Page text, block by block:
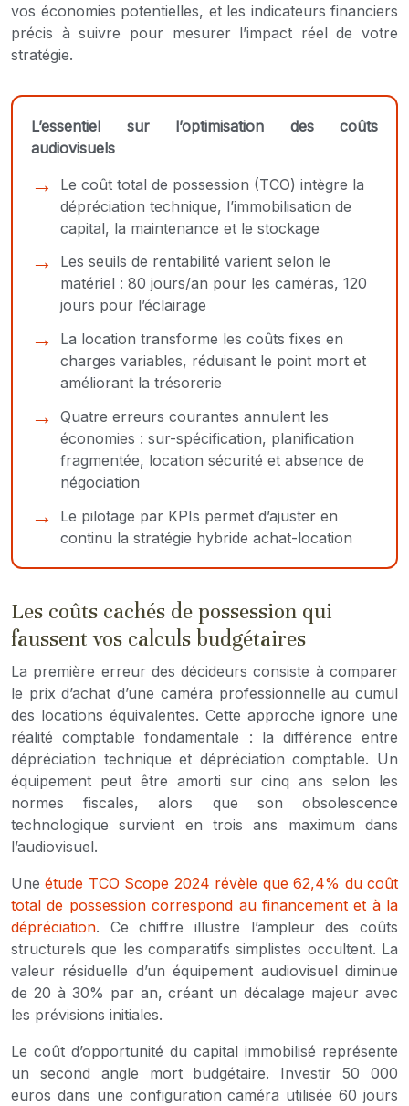
vos économies potentielles, et les indicateurs financiers
précis à suivre pour mesurer l’impact réel de votre
stratégie.
L’essentiel sur l’optimisation des coûts
audiovisuels
Le coût total de possession (TCO) intègre la
dépréciation technique, l’immobilisation de
capital, la maintenance et le stockage
Les seuils de rentabilité varient selon le
matériel : 80 jours/an pour les caméras, 120
jours pour l’éclairage
La location transforme les coûts fixes en
charges variables, réduisant le point mort et
améliorant la trésorerie
Quatre erreurs courantes annulent les
économies : sur-spécification, planification
fragmentée, location sécurité et absence de
négociation
Le pilotage par KPIs permet d’ajuster en
continu la stratégie hybride achat-location
Les coûts cachés de possession qui
faussent vos calculs budgétaires
La première erreur des décideurs consiste à comparer
le prix d’achat d’une caméra professionnelle au cumul
des locations équivalentes. Cette approche ignore une
réalité comptable fondamentale : la différence entre
dépréciation technique et dépréciation comptable. Un
équipement peut être amorti sur cinq ans selon les
normes fiscales, alors que son obsolescence
technologique survient en trois ans maximum dans
l’audiovisuel.
Uneétude TCO Scope 2024 révèle que 62,4% du coût
total de possession correspond au financement et à la
dépréciation. Ce chiffre illustre l’ampleur des coûts
structurels que les comparatifs simplistes occultent. La
valeur résiduelle d’un équipement audiovisuel diminue
de 20 à 30% par an, créant un décalage majeur avec
les prévisions initiales.
Le coût d’opportunité du capital immobilisé représente
un second angle mort budgétaire. Investir 50 000
euros dans une configuration caméra utilisée 60 jours